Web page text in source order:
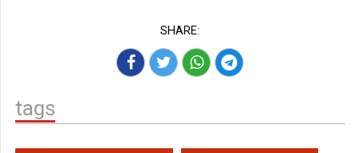
SHARE:
tags